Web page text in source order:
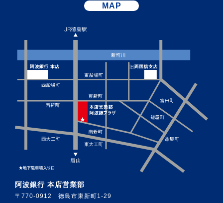
MAP
阿波銀行 本店営業部
〒770-0912 徳島市東新町1-29